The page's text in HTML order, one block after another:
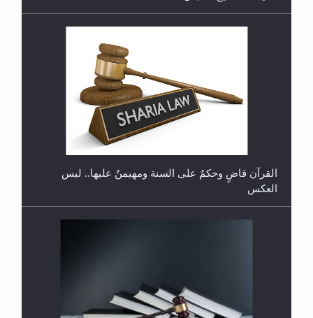
هل يُحسب حول الزكاة وفق السنة الميلادية أو الهجرية؟
القرآن قاضٍ وحكمٌ على السنة ومهيمنٌ عليها.. ليس
لا ناسخ ولا منسوخ في القرآن الكريم